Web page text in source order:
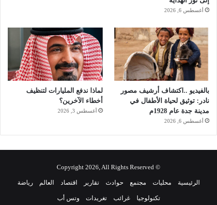
أغسطس 6, 2026
بالفيديو ..اكتشاف أرشيف مصور
نادر: توثيق لحياة الأطفال في
مدينة جدة عام 1928م
أغسطس 6, 2026
لماذا ندفع المليارات لتنظيف
أخطاء الآخرين؟
أغسطس 3, 2026
© Copyright 2026, All Rights Reserved
الرئيسية محليات مجتمع حوادث تقارير اقتصاد العالم رياضة
تكنولوجيا غرائب تغريدات وتس أب